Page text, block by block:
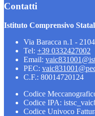
Contatti
Istituto Comprensivo
Via Baracca n.1 -
Tel: +39 0332427002
Email:
PEC:
C.F.: 80014720124
Codice
Codice IPA:
Codice Univoco